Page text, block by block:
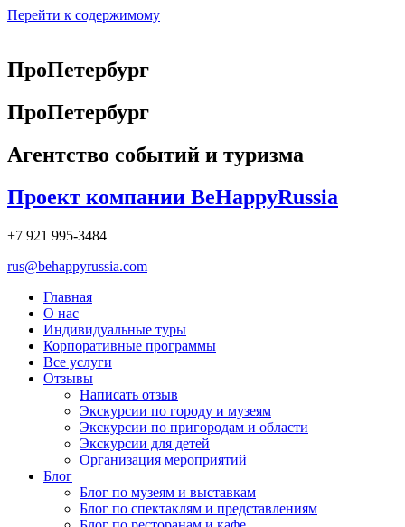
Перейти к содержимому
ПроПетербург
ПроПетербург
Агентство событий и туризма
Проект компании BeHappyRussia
+7 921 995-3484
rus@behappyrussia.com
Главная
О нас
Индивидуальные туры
Корпоративные программы
Все услуги
Отзывы
Написать отзыв
Экскурсии по городу и музеям
Экскурсии по пригородам и области
Экскурсии для детей
Организация мероприятий
Блог
Блог по музеям и выставкам
Блог по спектаклям и представлениям